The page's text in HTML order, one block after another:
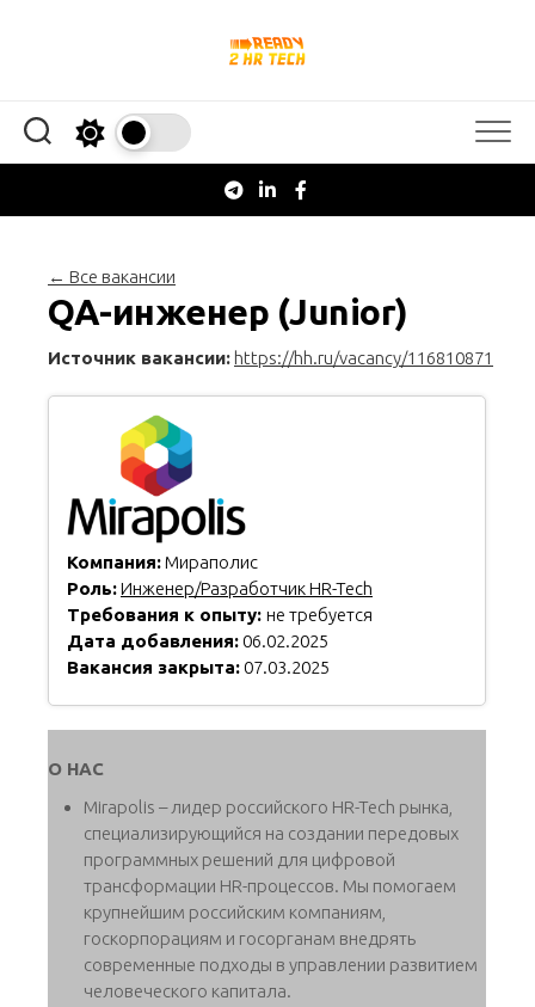
← Все вакансии
QA-инженер (Junior)
Источник вакансии: https://hh.ru/vacancy/116810871
Компания:Мираполис
Роль:Инженер/Разработчик HR-Tech
Требования к опыту: не требуется
Дата добавления: 06.02.2025
Вакансия закрыта: 07.03.2025
О НАС
Mirapolis – лидер российского HR-Tech рынка,
специализирующийся на создании передовых
программных решений для цифровой
трансформации HR-процессов. Мы помогаем
крупнейшим российским компаниям,
госкорпорациям и госорганам внедрять
современные подходы в управлении развитием
человеческого капитала.